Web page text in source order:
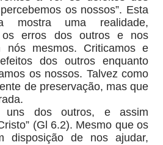
os nossos”. Esta
mostra uma realidade,
os erros dos outros e nos
mesmos. Criticamos e
dos outros enquanto
os nossos. Talvez como
de preservação, mas que
uns dos outros, e assim
(Gl 6.2). Mesmo que os
disposição de nos ajudar,